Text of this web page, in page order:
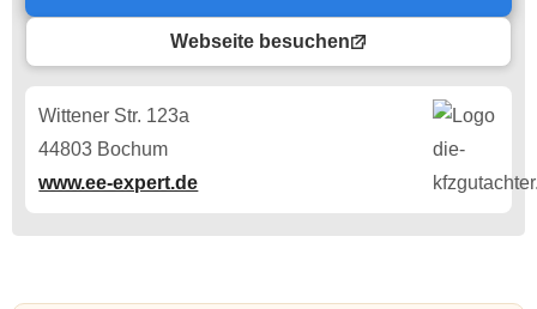
Webseite besuchen
Wittener Str. 123a
44803 Bochum
www.ee-expert.de